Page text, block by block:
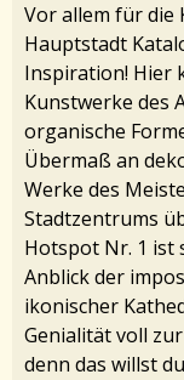
Vor allem für die
Hauptstadt
Inspiration! Hier
Kunstwerke des
organische
Übermaß an
Werke des
Stadtzentrums
Hotspot Nr. 1 ist
Anblick der
ikonischer
Genialität voll
denn das willst